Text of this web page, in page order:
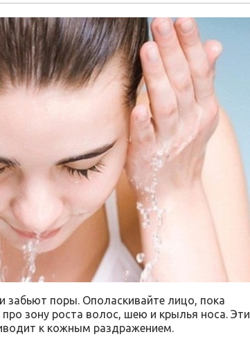
забьют поры. Ополаскивайте лицо, пока
зону роста волос, шею и крылья носа. Эти
к кожным раздражением.